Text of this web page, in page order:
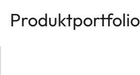
Produktportfolio